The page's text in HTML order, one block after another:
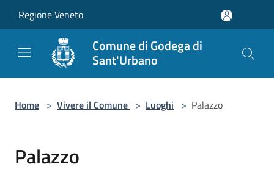
Regione Veneto
Comune di Godega di
Sant'Urbano
Home > Vivere il Comune > Luoghi > Palazzo
Palazzo